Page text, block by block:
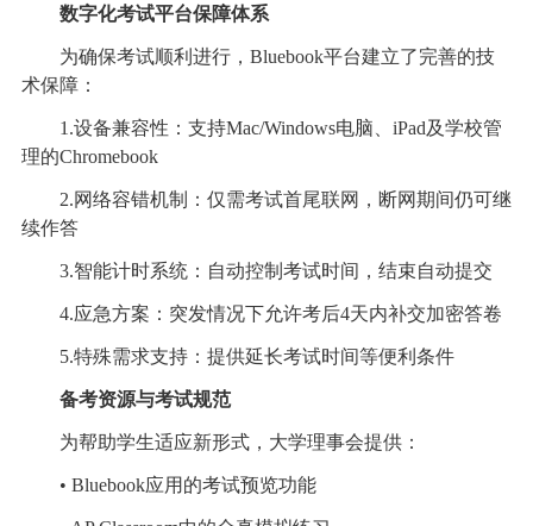
数字化考试平台保障体系
为确保考试顺利进行，Bluebook平台建立了完善的技
术保障：
1.设备兼容性：支持Mac/Windows电脑、iPad及学校管
理的Chromebook
2.网络容错机制：仅需考试首尾联网，断网期间仍可继
续作答
3.智能计时系统：自动控制考试时间，结束自动提交
4.应急方案：突发情况下允许考后4天内补交加密答卷
5.特殊需求支持：提供延长考试时间等便利条件
备考资源与考试规范
为帮助学生适应新形式，大学理事会提供：
• Bluebook应用的考试预览功能